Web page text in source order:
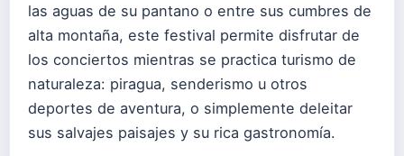
las aguas de su pantano o entre sus cumbres de
alta montaña, este festival permite disfrutar de
los conciertos mientras se practica turismo de
naturaleza: piragua, senderismo u otros
deportes de aventura, o simplemente deleitar
sus salvajes paisajes y su rica gastronomía.